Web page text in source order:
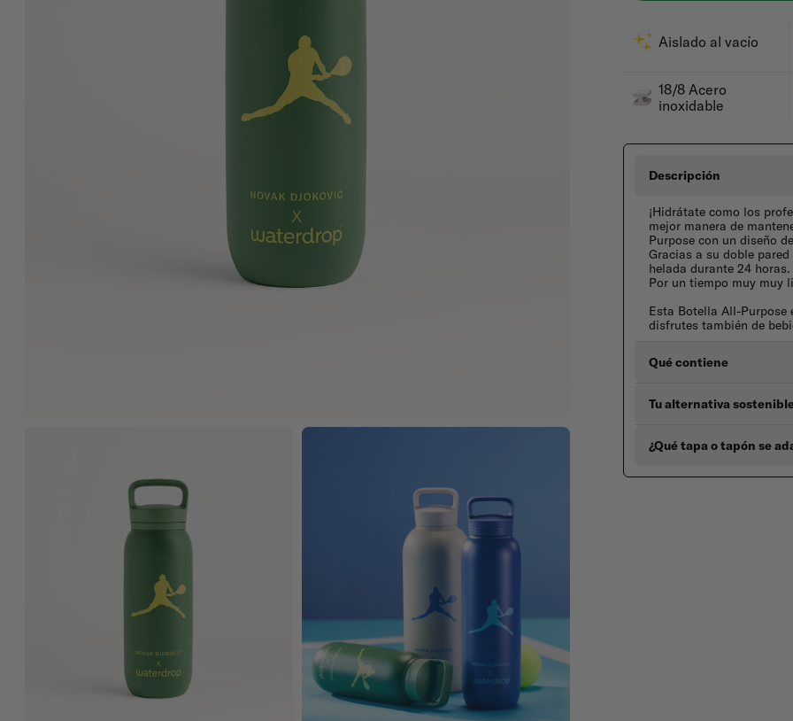
Aislado al vacío
18/8 Acero
inoxidable
Descripción
¡Hidrátate como los
mejor manera de
Purpose con un diseño
Gracias a su doble
helada durante 24 horas.
Por un tiempo muy muy
Esta Botella All-
disfrutes también de
Qué contiene
Tu alternativa
¿Qué tapa o tapón se